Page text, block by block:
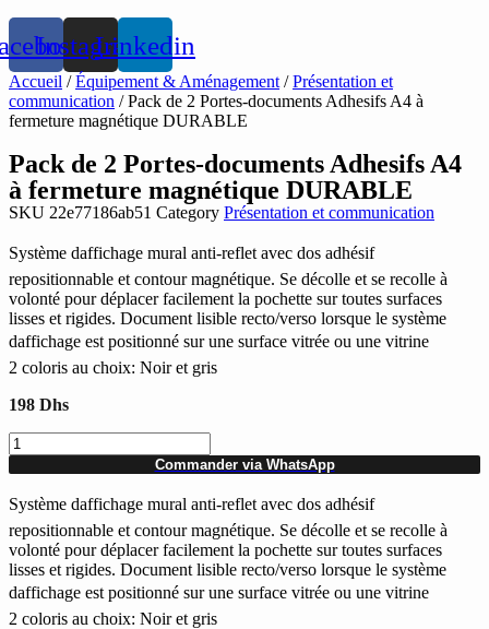
InstagramLinkedin
Accueil /Équipement & Aménagement /Présentation et
communication / Pack de 2 Portes-documents Adhesifs A4 à
fermeture magnétique DURABLE
Pack de 2 Portes-documents Adhesifs A4
à fermeture magnétique DURABLE
SKU 22e77186ab51 Category Présentation et communication
Système daffichage mural anti-reflet avec dos adhésif
repositionnable et contour magnétique. Se décolle et se recolle à
volonté pour déplacer facilement la pochette sur toutes surfaces
lisses et rigides. Document lisible recto/verso lorsque le système
daffichage est positionné sur une surface vitrée ou une vitrine
2 coloris au choix: Noir et gris
198 Dhs
quantité
de
Pack
de
Portes-
documents
Adhesifs
A4
à
Commander via WhatsApp
Système daffichage mural anti-reflet avec dos adhésif
repositionnable et contour magnétique. Se décolle et se recolle à
volonté pour déplacer facilement la pochette sur toutes surfaces
lisses et rigides. Document lisible recto/verso lorsque le système
daffichage est positionné sur une surface vitrée ou une vitrine
2 coloris au choix: Noir et gris